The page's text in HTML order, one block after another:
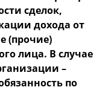
сделок,
дохода от
(прочие)
лица. В случае
–
по